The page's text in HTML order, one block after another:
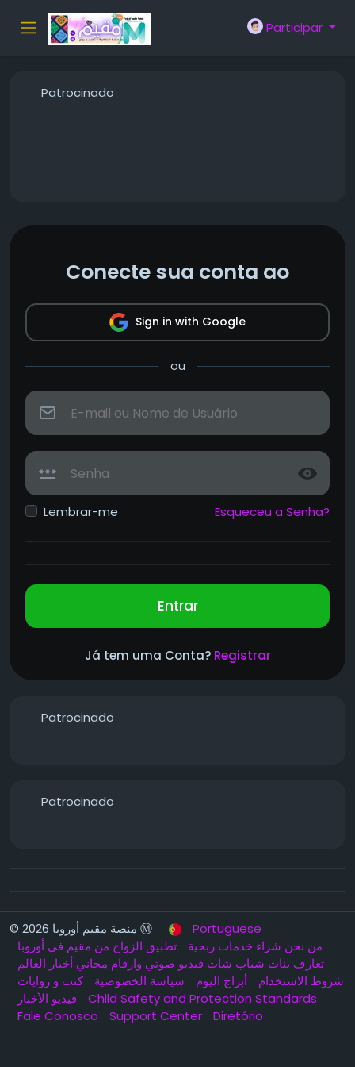
Participar
Patrocinado
Conecte sua conta ao
Sign in with Google
ou
Lembrar-me Esqueceu a Senha?
Entrar
Já tem uma Conta? Registrar
Patrocinado
Patrocinado
© 2026 منصة مقيم أوروبا Ⓜ️
Portuguese
من نحن شراء خدمات ربحية
تطبيق الزواج من مقيم في أوروبا
تعارف بنات شباب شات فيديو صوتي وارقام مجاني أخبار العالم
شروط الاستخدام
أبراج اليوم سياسة الخصوصية
كتب و روايات
Child Safety and Protection Standards
Fale Conosco
Support Center Diretório